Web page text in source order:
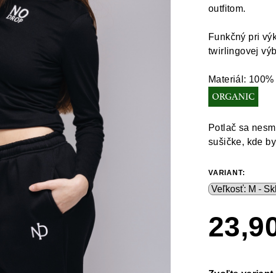
outfitom.
Funkčný pri
twirlingovej
Materiál:
Potlač sa
sušičke, kde
VARIANT:
cena: